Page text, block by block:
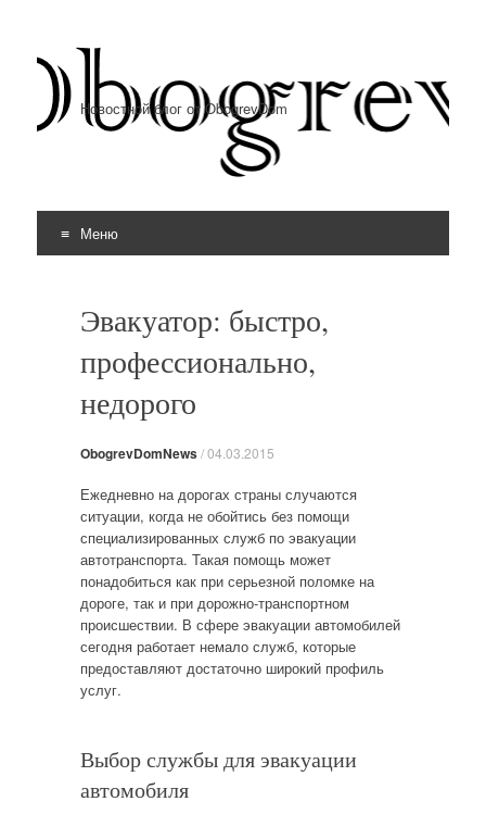
Новостной блог от ObogrevDom
Меню
Эвакуатор: быстро,
профессионально,
недорого
ObogrevDomNews/04.03.2015
Ежедневно на дорогах страны случаются
ситуации, когда не обойтись без помощи
специализированных служб по эвакуации
автотранспорта. Такая помощь может
понадобиться как при серьезной поломке на
дороге, так и при дорожно-транспортном
происшествии. В сфере эвакуации автомобилей
сегодня работает немало служб, которые
предоставляют достаточно широкий профиль
услуг.
Выбор службы для эвакуации
автомобиля